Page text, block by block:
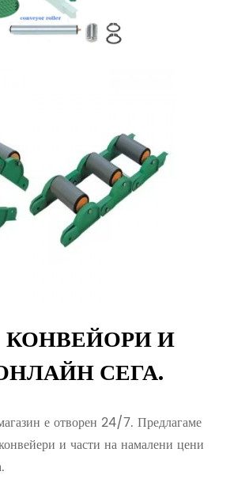
КОНВЕЙОРИ И
СЕГА.
е отворен 24/7. Предлагаме
и части на намалени цени